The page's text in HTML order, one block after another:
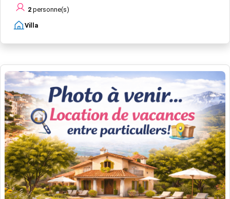
2 personne(s)
Villa